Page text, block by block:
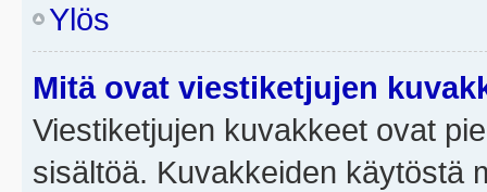
Ylös
Mitä ovat viestiketjujen
Viestiketjujen kuvakkeet ovat
sisältöä. Kuvakkeiden käytöstä